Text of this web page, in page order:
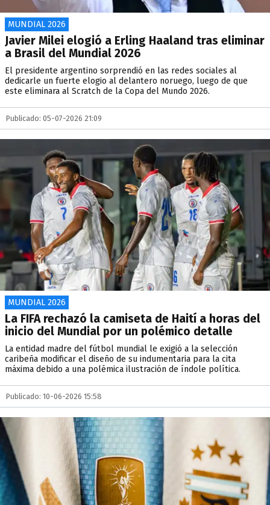
MUNDIAL 2026
Javier Milei elogió a Erling Haaland tras eliminar
a Brasil del Mundial 2026
El presidente argentino sorprendió en las redes sociales al
dedicarle un fuerte elogio al delantero noruego, luego de que
este eliminara al Scratch de la Copa del Mundo 2026.
Publicado: 05-07-2026 21:09
MUNDIAL 2026
La FIFA rechazó la camiseta de Haití a horas del
inicio del Mundial por un polémico detalle
La entidad madre del fútbol mundial le exigió a la selección
caribeña modificar el diseño de su indumentaria para la cita
máxima debido a una polémica ilustración de índole política.
Publicado: 10-06-2026 15:58